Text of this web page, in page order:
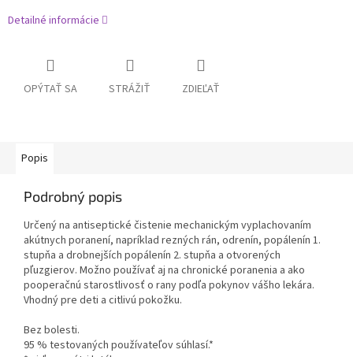
Detailné informácie
OPÝTAŤ SA STRÁŽIŤ ZDIEĽAŤ
Popis
Podrobný popis
Určený na antiseptické čistenie mechanickým vyplachovaním
akútnych poranení, napríklad rezných rán, odrenín, popálenín 1.
stupňa a drobnejších popálenín 2. stupňa a otvorených
pľuzgierov. Možno používať aj na chronické poranenia a ako
pooperačnú starostlivosť o rany podľa pokynov vášho lekára.
Vhodný pre deti a citlivú pokožku.
Bez bolesti.
95 % testovaných používateľov súhlasí.*